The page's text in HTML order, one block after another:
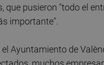
que pusieron "todo el
importante".
Ayuntamiento de